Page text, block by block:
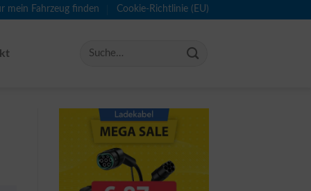
mein Fahrzeug finden Cookie-Richtlinie (EU)